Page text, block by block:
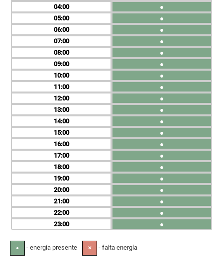
04
05
06
07
08
09
10
11
12
13
14
15
16
17
18
19
20
21
22
23
●
●
●
●
●
●
●
●
●
●
●
●
●
●
●
●
●
●
●
●
● - energía presente ✕ - falta energía